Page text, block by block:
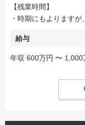
【残業時間】
・時期にもよりますが
給与
年収 600万円 〜 1,000